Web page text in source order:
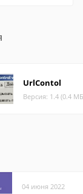
UrlContol
Версия: 1.4 (0.4
04 июня 2022